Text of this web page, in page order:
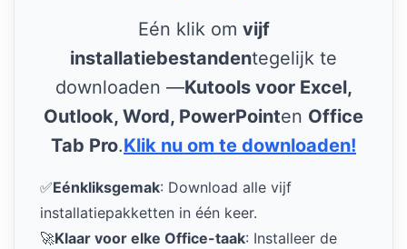
Eén klik om vijf
installatiebestandentegelijk te
downloaden —Kutools voor Excel,
Outlook, Word, PowerPointen Office
Tab Pro.Klik nu om te downloaden!
✅Eénkliksgemak: Download alle vijf
installatiepakketten in één keer.
🚀Klaar voor elke Office-taak: Installeer de